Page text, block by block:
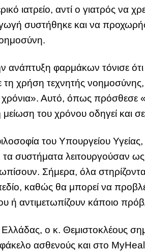
ιατρείο, αντί ο γιατρός να
συστήθηκε και να
φαρμάκων τόνισε ότι
τη χρήση τεχνητής
Αυτό, όπως πρόσθεσε
του χρόνου οδηγεί και
του Υπουργείου
συστήματα λειτουργούσαν
Σήμερα, όλα
καθώς θα μπορεί να
ή αντιμετωπίζουν κάποιο
ο κ. Θεμιστοκλέους
ασθενούς και στο